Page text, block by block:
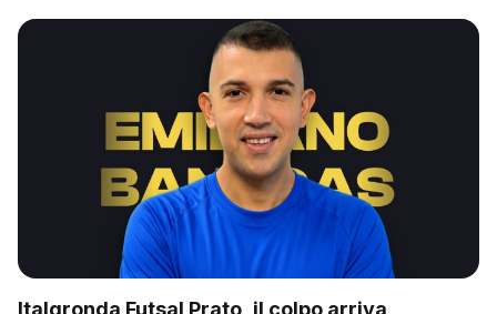
Italgronda Futsal Prato, il colpo arriva